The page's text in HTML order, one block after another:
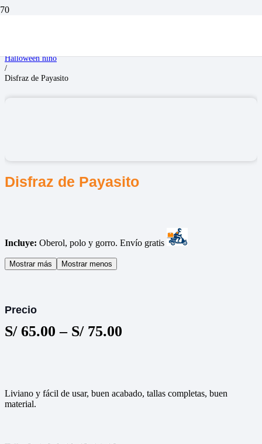
Halloween niño
/
Disfraz de Payasito
Disfraz de Payasito
Incluye: Oberol, polo y gorro. Envío gratis
Mostrar más Mostrar menos
Precio
S/65.00 – S/75.00
Liviano y fácil de usar, buen acabado, tallas completas, buen
material.